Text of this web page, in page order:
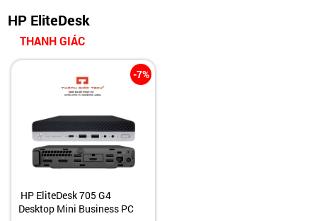
HP EliteDesk
THANH GIÁC
-7%
HP EliteDesk 705 G4
Desktop Mini Business PC